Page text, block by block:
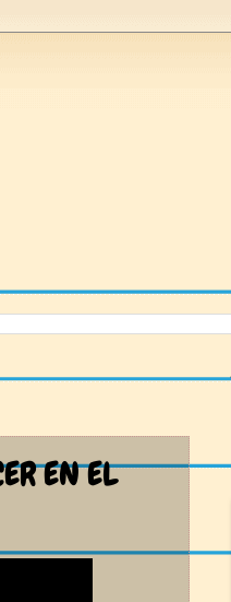
EN EL